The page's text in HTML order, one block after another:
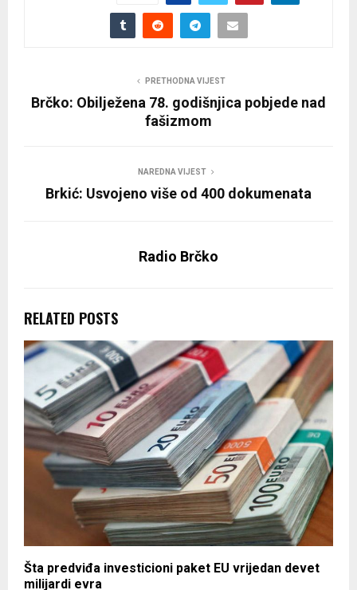
PRETHODNA VIJEST
Brčko: Obilježena 78. godišnjica pobjede nad
fašizmom
NAREDNA VIJEST
Brkić: Usvojeno više od 400 dokumenata
Radio Brčko
RELATED POSTS
Šta predviđa investicioni paket EU vrijedan devet
milijardi evra